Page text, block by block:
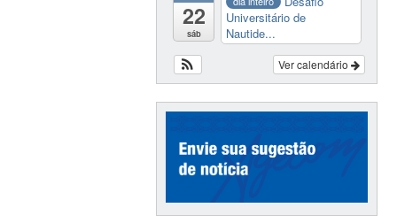
22
sáb
Universitário de
Nautide...
Ver calendário